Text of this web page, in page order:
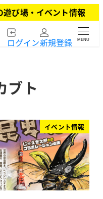
び場・イベント情報
ログイン新規登録 MENU
ブト
イベント情報